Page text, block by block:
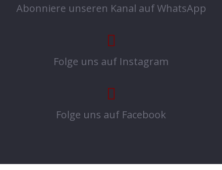
Abonniere unseren Kanal auf WhatsApp
Folge uns auf Instagram
Folge uns auf Facebook